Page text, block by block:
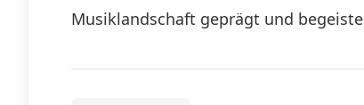
Musiklandschaft geprägt und